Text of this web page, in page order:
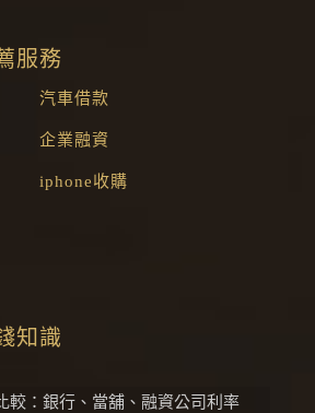
服務
汽車借款
企業融資
iphone收購
知識
較：銀行、當舖、融資公司利率